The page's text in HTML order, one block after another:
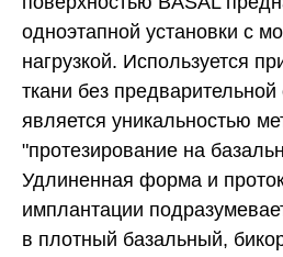
одноэтапной установки с
нагрузкой. Используется
ткани без предварительной
является уникальностью
"протезирование на
Удлиненная форма и
имплантации
в плотный базальный,